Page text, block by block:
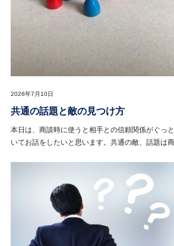
2026年7月10日
共通の話題と敵の見つけ方
本日は、商談時に使うと相手との信頼関係がぐっ
いてお話をしたいと思います。共通の敵、話題は